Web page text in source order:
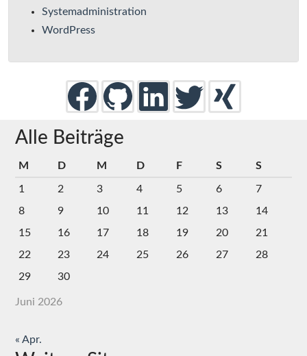
Systemadministration
WordPress
Alle Beiträge
Juni 2026
M D M D F S S
1 2 3 4 5 6
7
8
9 10 11 12 13
14
15
16 17 18 19 20
21
22
23 24 25 26 27
28
29
30
« Apr.